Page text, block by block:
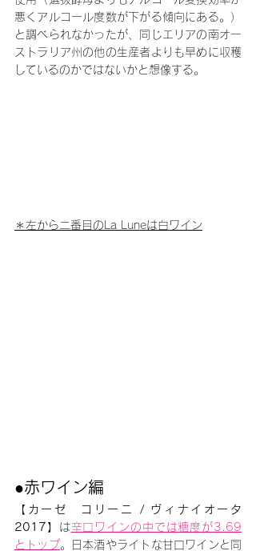
悪くアルコール度数が下がる傾向にある。）
と調べられなかったが、同じエリアの南オー
ストラリア州の他の生産者よりも早めに収穫
しているのかではないかと想像する。
＊左から二番目のLa Luneは白ワイン
●赤ワイン編
【カーゼ　コリーニ / ヴィナイオータ
2017】 は 辛口ワインの中では糖度が3.69
とトップ。日本酒やライトな甘口ワインと同